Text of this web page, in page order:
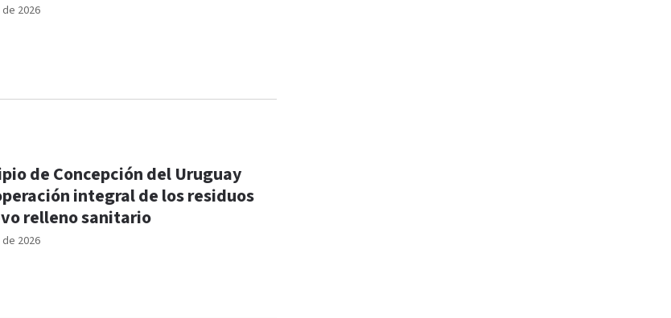
2026
2026
de Concepción del Uruguay
integral de los residuos
relleno sanitario